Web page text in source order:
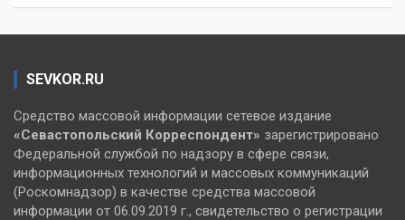
SEVKOR.RU
Средство массовой информации сетевое издание
«Севастопольский Корреспондент» зарегистрировано
Федеральной службой по надзору в сфере связи,
информационных технологий и массовых коммуникаций
(Роскомнадзор) в качестве средства массовой
информации от 06.09.2019 г., свидетельство о регистрации